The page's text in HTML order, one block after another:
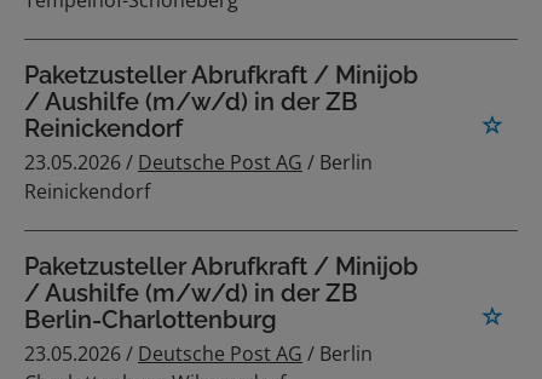
Paketzusteller Abrufkraft / Minijob
/ Aushilfe (m/w/d) in der ZB
Reinickendorf
23.05.2026 / Deutsche Post AG / Berlin
Reinickendorf
Paketzusteller Abrufkraft / Minijob
/ Aushilfe (m/w/d) in der ZB
Berlin-Charlottenburg
23.05.2026 / Deutsche Post AG / Berlin